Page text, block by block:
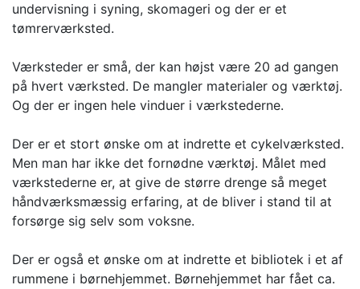
undervisning i syning, skomageri og der er et
tømrerværksted.
Værksteder er små, der kan højst være 20 ad gangen
på hvert værksted. De mangler materialer og værktøj.
Og der er ingen hele vinduer i værkstederne.
Der er et stort ønske om at indrette et cykelværksted.
Men man har ikke det fornødne værktøj. Målet med
værkstederne er, at give de større drenge så meget
håndværksmæssig erfaring, at de bliver i stand til at
forsørge sig selv som voksne.
Der er også et ønske om at indrette et bibliotek i et af
rummene i børnehjemmet. Børnehjemmet har fået ca.